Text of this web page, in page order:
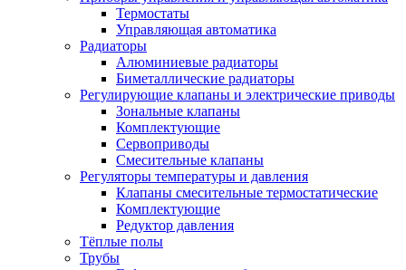
Термостаты
Управляющая автоматика
Радиаторы
Алюминиевые радиаторы
Биметаллические радиаторы
Регулирующие клапаны и электрические приводы
Зональные клапаны
Комплектующие
Сервоприводы
Смесительные клапаны
Регуляторы температуры и давления
Клапаны смесительные термостатические
Комплектующие
Редуктор давления
Тёплые полы
Трубы